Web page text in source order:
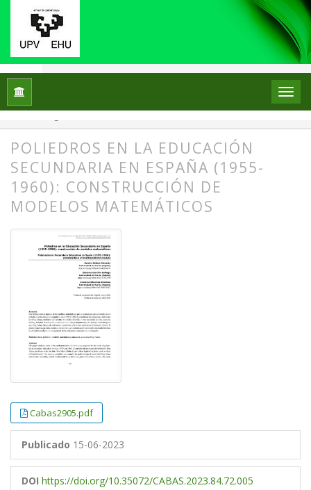
Inicio
Núm. 29 (2023): Monográfico X Jornadas
Monográfico
POLIEDROS EN LA EDUCACIÓN
SECUNDARIA EN ESPAÑA (1955-
1960): CONSTRUCCIÓN DE
MODELOS MATEMÁTICOS
Cabas2905.pdf
Publicado 15-06-2023
DOI https://doi.org/10.35072/CABAS.2023.84.72.005